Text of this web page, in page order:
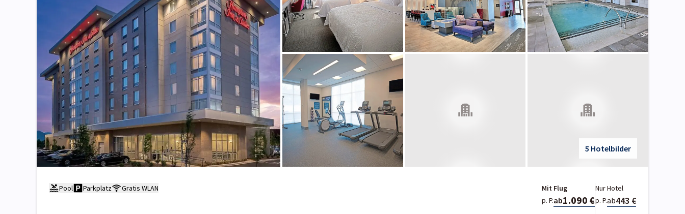
5 Hotelbilder
Pool Parkplatz Gratis WLAN
Mit Flug
p. P.ab1.090 €
Nur Hotel
p. P.ab443 €